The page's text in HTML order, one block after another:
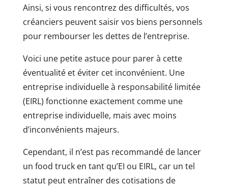
Ainsi, si vous rencontrez des difficultés, vos
créanciers peuvent saisir vos biens personnels
pour rembourser les dettes de l’entreprise.
Voici une petite astuce pour parer à cette
éventualité et éviter cet inconvénient. Une
entreprise individuelle à responsabilité limitée
(EIRL) fonctionne exactement comme une
entreprise individuelle, mais avec moins
d’inconvénients majeurs.
Cependant, il n’est pas recommandé de lancer
un food truck en tant qu’EI ou EIRL, car un tel
statut peut entraîner des cotisations de